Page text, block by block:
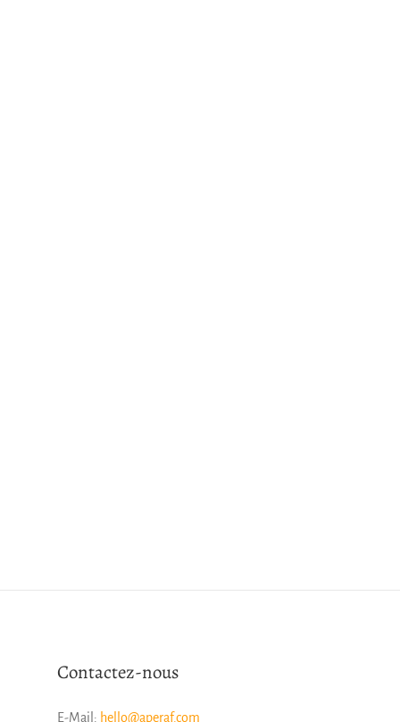
Contactez-nous
E-Mail: hello@aperaf.com